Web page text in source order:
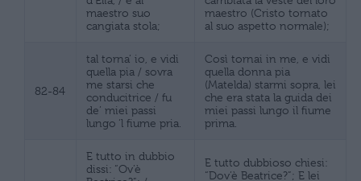
maestro suo
cangiata stola;
maestro (Cristo tornato
al suo aspetto normale);
82-84
tal torna’ io, e vidi
quella pia / sovra
me starsi che
conducitrice / fu
de’ miei passi
lungo ‘l fiume pria.
Così tornai in me, e vidi
quella donna pia
(Matelda) starmi sopra, lei
che era stata la guida dei
miei passi lungo il fiume
prima.
E tutto in dubbio
dissi: “Ov’è
E tutto dubbioso chiesi:
“Dov’è Beatrice?”; E lei